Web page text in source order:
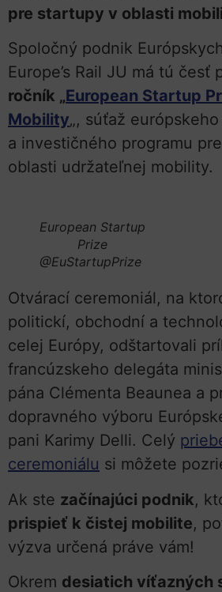
pre startupy v oblasti
Spoločný podnik
Europe’s Rail JU má tú česť
ročník „European Startup
Mobility„, súťaž
a investičného programu
oblasti udržateľnej mobility.
European Startup
Prize
@EuStartupPrize
Otvárací ceremoniál, na
politickí, obchodní a
celej Európy, odštartovali
francúzskeho delegáta
pána Clémenta Beaunea a
dopravného výboru
pani Karimy Delli. Celý
ceremoniálu si môžete
Ak ste začínajúci podnik,
prispieť k čistej mobilite,
výzva určená práve vám!
Okrem desiatich víťazných